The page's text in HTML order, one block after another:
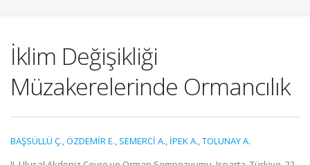
İklim Değişikliği
Müzakerelerinde Ormancılık
BAŞSÜLLÜ Ç.,ÖZDEMİR E., SEMERCİ A., İPEK A.,TOLUNAY A.